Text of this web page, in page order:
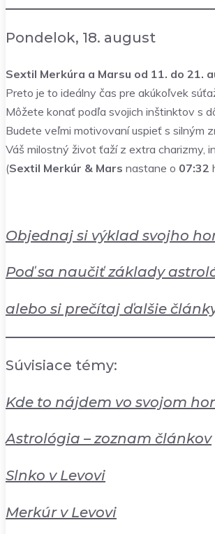
Pondelok, 18. august
Sextil Merkúra a Marsu od 11. do 21.
Preto je to ideálny čas pre akúkoľvek
Môžete konať podľa svojich inštinktov s
Budete veľmi motivovaní uspieť s silným
Váš milostný život ťaží z extra charizmy,
(Sextil Merkúr & Mars nastane o 07:32
Objednaj si výklad svojho
Poď sa naučiť základy
alebo si prečítaj ďalšie
Súvisiace témy:
Kde to nájdem vo svojom
Astrológia – zoznam článkov
Slnko v Levovi
Merkúr v Levovi